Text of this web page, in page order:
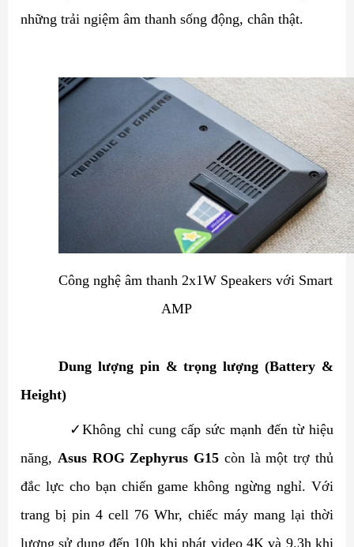
những trải ngiệm âm thanh sống động, chân thật.
Công nghệ âm thanh 2x1W Speakers với Smart
AMP
Dung lượng pin & trọng lượng (Battery &
Height)
✓Không chỉ cung cấp sức mạnh đến từ hiệu
năng, Asus ROG Zephyrus G15 còn là một trợ thủ
đắc lực cho bạn chiến game không ngừng nghỉ. Với
trang bị pin 4 cell 76 Whr, chiếc máy mang lại thời
lượng sử dụng đến 10h khi phát video 4K và 9.3h khi